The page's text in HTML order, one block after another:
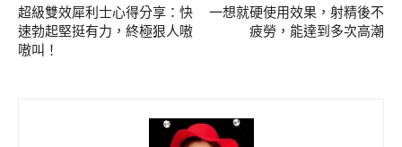
超級雙效犀利士心得分享：快
速勃起堅挺有力，終極狠人嗷
嗷叫！
一想就硬使用效果，射精後不
疲勞，能達到多次高潮